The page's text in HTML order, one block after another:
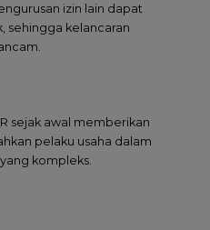
izin lain dapat
sehingga kelancaran
sejak awal memberikan
pelaku usaha dalam
kompleks.